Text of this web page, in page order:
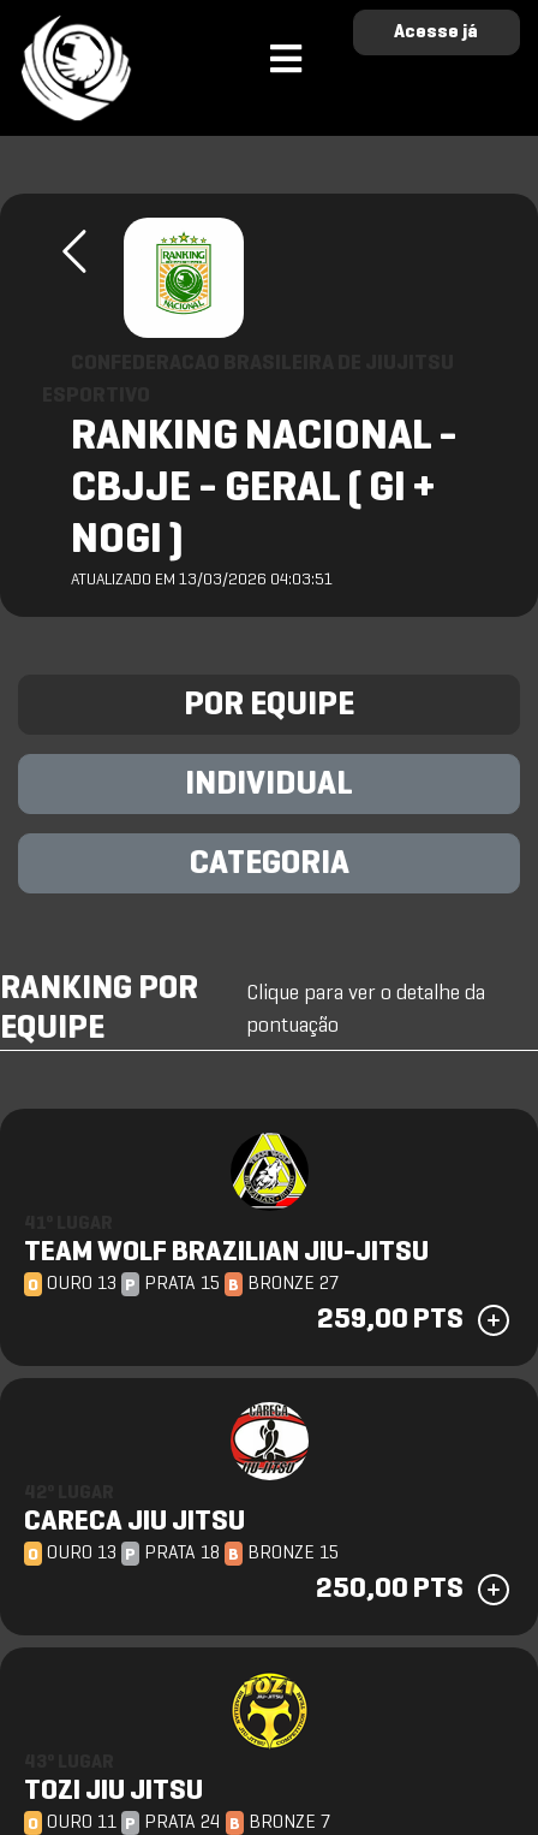
Acesse já
RANKING NACIONAL -
CBJJE - GERAL ( GI +
NOGI )
ATUALIZADO EM 13/03/2026 04:03:51
POR EQUIPE
INDIVIDUAL
CATEGORIA
RANKING POR
EQUIPE
Clique para ver o detalhe da
pontuação
TEAM WOLF BRAZILIAN JIU-JITSU
O OURO 13 P PRATA 15 B BRONZE 27
259,00 PTS
CARECA JIU JITSU
O OURO 13 P PRATA 18 B BRONZE 15
250,00 PTS
TOZI JIU JITSU
O OURO 11 P PRATA 24 B BRONZE 7